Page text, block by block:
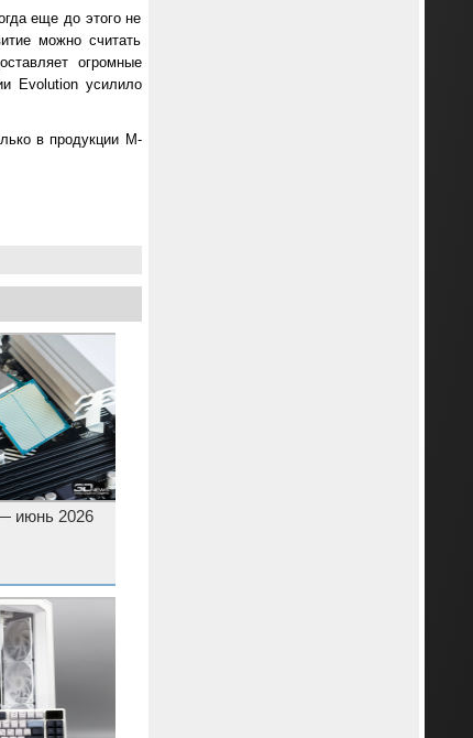
еще до этого не
можно считать
огромные
Evolution усилило
в продукции M-
июнь 2026